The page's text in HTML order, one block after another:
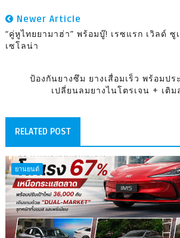
Newer Article
“คู่หูไทยยามาฮ่า” พร้อมบู๊! เรซแรก เวิลด์
เซโลน่า
ป้องกันยางซึม ยางเสื่อมเร็ว พร้อมป
เปลี่ยนลมยางไนโตรเจน + เติ
RELATED POST
ยานยนต์